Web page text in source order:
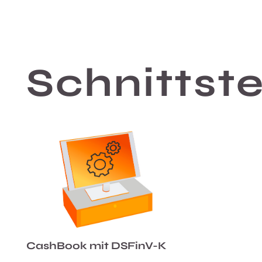
CashBook mit DSFinV-K